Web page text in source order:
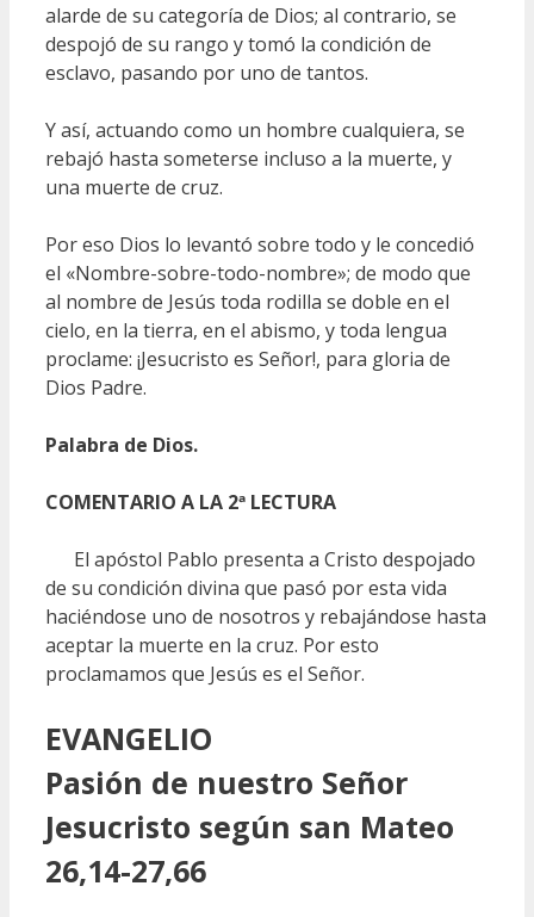
alarde de su categoría de Dios; al contrario, se
despojó de su rango y tomó la condición de
esclavo, pasando por uno de tantos.
Y así, actuando como un hombre cualquiera, se
rebajó hasta someterse incluso a la muerte, y
una muerte de cruz.
Por eso Dios lo levantó sobre todo y le concedió
el «Nombre-sobre-todo-nombre»; de modo que
al nombre de Jesús toda rodilla se doble en el
cielo, en la tierra, en el abismo, y toda lengua
proclame: ¡Jesucristo es Señor!, para gloria de
Dios Padre.
Palabra de Dios.
COMENTARIO A LA 2ª LECTURA
El apóstol Pablo presenta a Cristo despojado
de su condición divina que pasó por esta vida
haciéndose uno de nosotros y rebajándose hasta
aceptar la muerte en la cruz. Por esto
proclamamos que Jesús es el Señor.
EVANGELIO
Pasión de nuestro Señor
Jesucristo según san Mateo
26,14-27,66